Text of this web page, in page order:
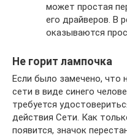
может простая
его драйверов. В
оказываются
Не горит лампочка
Если было замечено, что
сети в виде синего
требуется
действия Сети. Как
появится, значок